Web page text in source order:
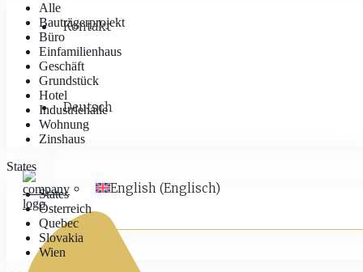
Kontakt
Deutsch
English (Englisch)
Alle
Bauträgerprojekt
Büro
Einfamilienhaus
Geschäft
Grundstück
Hotel
Industriehalle
Wohnung
Zinshaus
States
States
Österreich
Quebec
Slovakia
Wien